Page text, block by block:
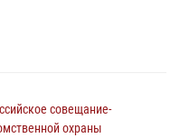
совещание-
охраны